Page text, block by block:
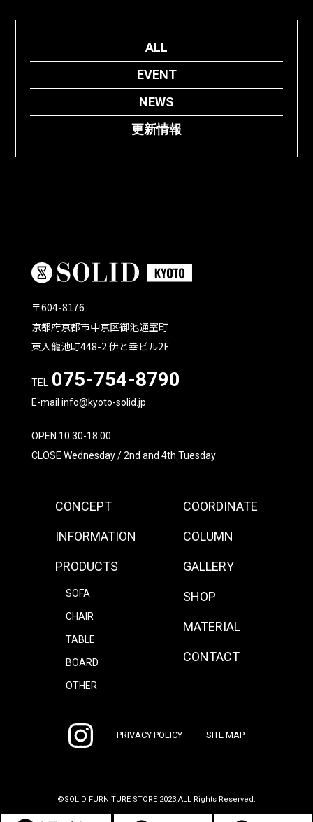
ALL
EVENT
NEWS
更新情報
〒604-8176
京都府京都市中京区御池通室町
東入龍池町448-2 伊と幸ビル2F
TEL 075-754-8790
E-mail info@kyoto-solid.jp
OPEN 10:30-18:00
CLOSE Wednesday / 2nd and 4th Tuesday
CONCEPT
INFORMATION
PRODUCTS
SOFA
CHAIR
TABLE
BOARD
OTHER
COORDINATE
COLUMN
GALLERY
SHOP
MATERIAL
CONTACT
PRIVACY POLICY SITE MAP
©SOLID FURNITURE STORE 2023,ALL Rights Reserved.